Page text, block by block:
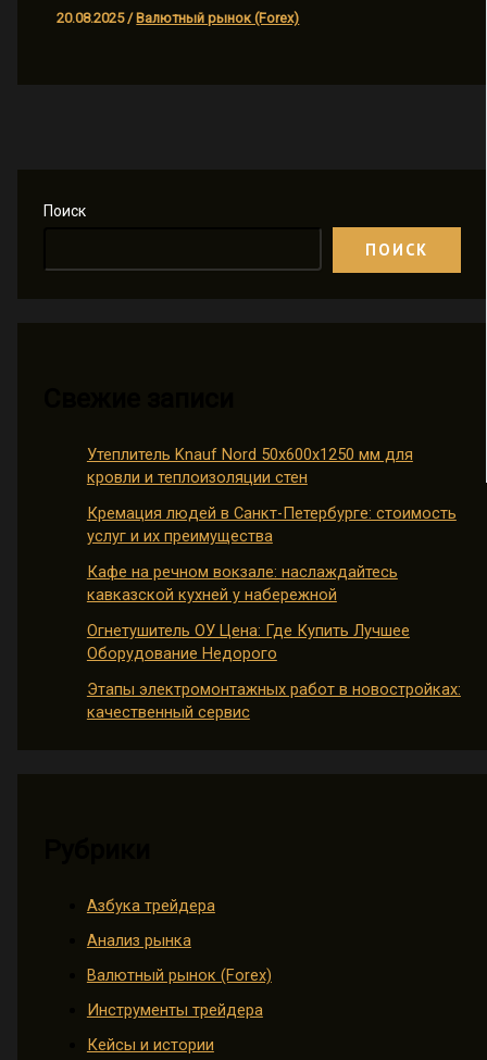
Поиск
ПОИСК
Утеплитель Knauf Nord 50х600х1250 мм для
кровли и теплоизоляции стен
Кремация людей в Санкт-Петербурге: стоимость
услуг и их преимущества
Кафе на речном вокзале: наслаждайтесь
кавказской кухней у набережной
Огнетушитель ОУ Цена: Где Купить Лучшее
Оборудование Недорого
Этапы электромонтажных работ в новостройках:
качественный сервис
Азбука трейдера
Анализ рынка
Валютный рынок (Forex)
Инструменты трейдера
Кейсы и истории
20.08.2025/ Валютный рынок (Forex)